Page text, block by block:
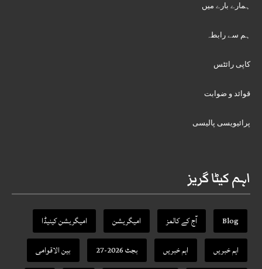
ہمارے بارے میں
ہم سے رابطہ
کاپی رائٹس
قوائد و ضوابت
پرائیویسی پالیسی
اہم کیٹا گریز
Blog آج کے کالمز امیگریشن
امیگریشن کینیڈا
اہم خبریں
اہم خبریں بجٹ 2026-27 بین الاقوامی